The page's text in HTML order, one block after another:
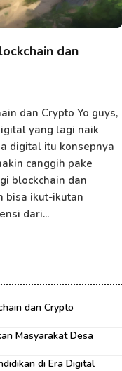
dan
dan Crypto Yo guys,
yang lagi naik
digital itu konsepnya
canggih pake
blockchain dan
bisa ikut-ikutan
dari...
dan Crypto
Masyarakat Desa
di Era Digital